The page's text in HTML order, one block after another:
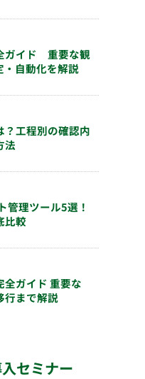
ガイド 重要な観
・自動化を解説
？工程別の確認内
法
管理ツール5選！
比較
ガイド 重要な
行まで解説
セミナー